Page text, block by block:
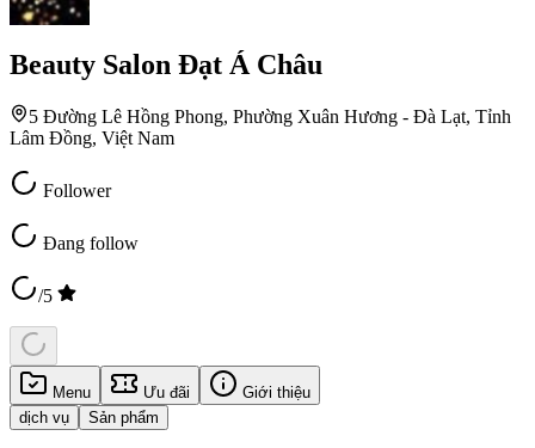
Beauty Salon Đạt Á Châu
5 Đường Lê Hồng Phong, Phường Xuân Hương - Đà Lạt, Tỉnh
Lâm Đồng, Việt Nam
Follower
Đang follow
/5
Menu Ưu đãi
Giới thiệu
dịch vụ
Sản phẩm